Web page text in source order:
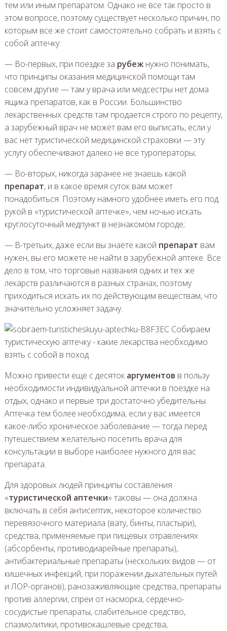
тем или иным препаратом. Однако не все так просто в
этом вопросе, поэтому существует несколько причин, по
которым все же стоит самостоятельно собрать и взять с
собой аптечку:
— Во-первых, при поездке за рубежнужно понимать,
что принципы оказания медицинской помощи там
совсем другие — там у врача или медсестры нет дома
ящика препаратов, как в России. Большинство
лекарственных средств там продается строго по рецепту,
а зарубежный врач не может вам его выписать, если у
вас нет туристической медицинской страховки — эту
услугу обеспечивают далеко не все туроператоры;
— Во-вторых, никогда заранее не знаешь какой
препарат, и в какое время суток вам может
понадобиться. Поэтому намного удобнее иметь его под
рукой в «туристической аптечке», чем ночью искать
круглосуточный медпункт в незнакомом городе;
— В-третьих, даже если вы знаете какой препарат вам
нужен, вы его можете не найти в зарубежной аптеке. Все
дело в том, что торговые названия одних и тех же
лекарств различаются в разных странах, поэтому
приходиться искать их по действующим веществам, что
значительно усложняет задачу.
Можно привести еще с десяток аргументов в пользу
необходимости индивидуальной аптечки в поездке на
отдых, однако и первые три достаточно убедительны.
Аптечка тем более необходима, если у вас имеется
какое-либо хроническое заболевание — тогда перед
путешествием желательно посетить врача для
консультации в выборе наиболее нужного для вас
препарата.
Для здоровых людей принципы составления
«туристической аптечки» таковы — она должна
включать в себя антисептик, некоторое количество
перевязочного материала (вату, бинты, пластыри),
средства, применяемые при пищевых отравлениях
(абсорбенты, противодиарейные препараты),
антибактериальные препараты (нескольких видов — от
кишечных инфекций, при поражении дыхательных путей
и ЛОР-органов), ранозаживляющие средства, препараты
против аллергии, спреи от насморка, сердечно-
сосудистые препараты, слабительное средство,
спазмолитики, противокашлевые средства,